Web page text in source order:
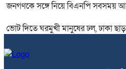
জনগণকে সঙ্গে নিয়ে বিএনপি সবসময়
ভোট দিতে ঘরমুখী মানুষের ঢল, ঢাকা